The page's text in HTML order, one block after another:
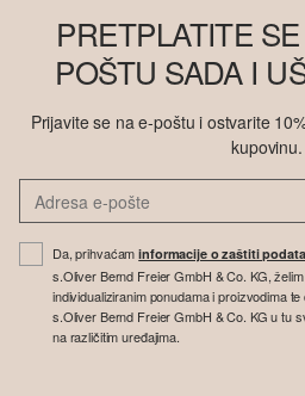
PRETPLATITE
POŠTU SADA I
Prijavite se na e-poštu i ostvarite
kupovinu.
Da, prihvaćaminformacije o zaštiti
s.Oliver Bernd Freier GmbH & Co. KG,
individualiziranim ponudama i proizvodima
s.Oliver Bernd Freier GmbH & Co. KG u tu
na različitim uređajima.